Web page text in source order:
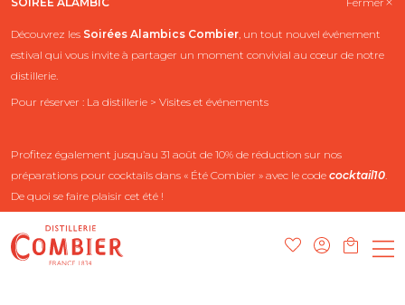
Découvrez les Soirées Alambics Combier, un tout nouvel événement
estival qui vous invite à partager un moment convivial au cœur de notre
distillerie.
Pour réserver : La distillerie > Visites et événements
Profitez également jusqu’au 31 août de 10% de réduction sur nos
préparations pour cocktails dans « Été Combier » avec le code cocktail10.
De quoi se faire plaisir cet été !